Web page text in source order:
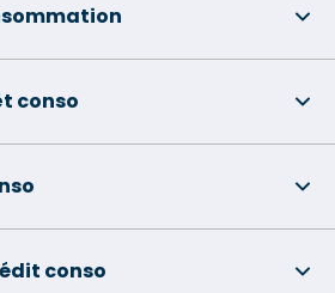
conso
conso